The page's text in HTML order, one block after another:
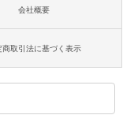
会社概要
商取引法に基づく表示